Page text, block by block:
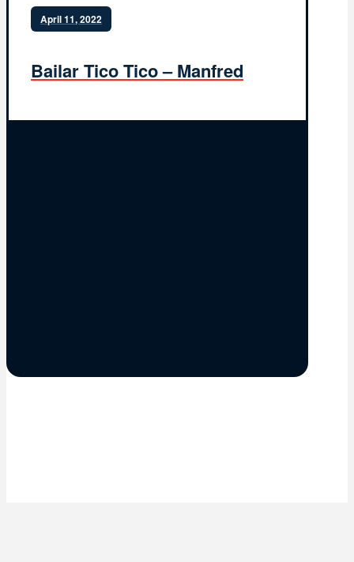
April 11, 2022
Bailar Tico Tico – Manfred